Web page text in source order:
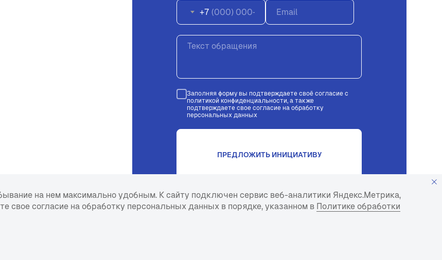
+7
Заполняя форму вы подтверждаете своё согласие с
политикой конфиденциальности, а также
подтверждаете свое согласие на обработку
персональных данных
ПРЕДЛОЖИТЬ ИНИЦИАТИВУ
на нем максимально удобным. К cайту подключен сервис веб-аналитики Яндекс.Метрика,
свое согласие на обработку персональных данных в порядке, указанном в Политике обработки